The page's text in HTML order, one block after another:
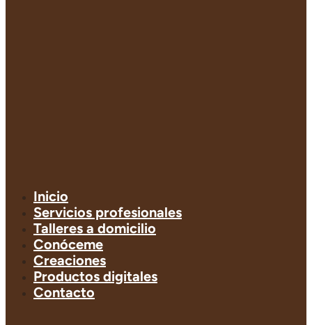
Inicio
Servicios profesionales
Talleres a domicilio
Conóceme
Creaciones
Productos digitales
Contacto